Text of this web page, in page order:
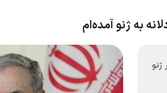
به ژنو آمده‌ام
ژنو